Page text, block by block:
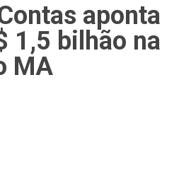
aponta
1,5 bilhão na
MA